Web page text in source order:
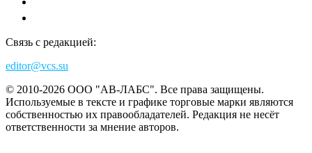
Связь с редакцией:
editor@vcs.su
© 2010-2026 ООО "АВ-ЛАБС". Все права защищены.
Используемые в тексте и графике торговые марки являются
собственностью их правообладателей. Редакция не несёт
ответственности за мнение авторов.